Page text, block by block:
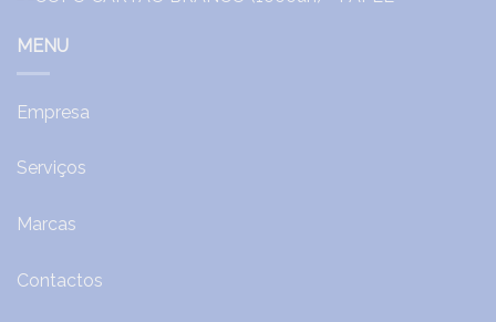
MENU
Empresa
Serviços
Marcas
Contactos